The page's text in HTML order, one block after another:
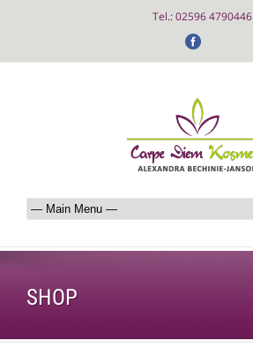
Tel.: 02596 4790446
SHOP